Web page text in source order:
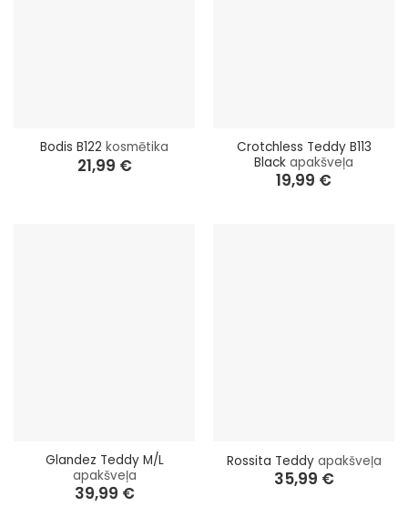
Bodis B122 kosmētika
21,99 €
Crotchless Teddy B113
Black apakšveļa
19,99 €
Glandez Teddy M/L
apakšveļa
39,99 €
Rossita Teddy apakšveļa
35,99 €